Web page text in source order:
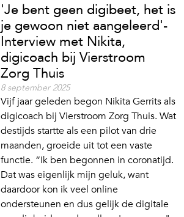
'Je bent geen digibeet, het is
je gewoon niet aangeleerd'-
Interview met Nikita,
digicoach bij Vierstroom
Zorg Thuis
8 september 2025
Vijf jaar geleden begon Nikita Gerrits als
digicoach bij Vierstroom Zorg Thuis. Wat
destijds startte als een pilot van drie
maanden, groeide uit tot een vaste
functie. “Ik ben begonnen in coronatijd.
Dat was eigenlijk mijn geluk, want
daardoor kon ik veel online
ondersteunen en dus gelijk de digitale